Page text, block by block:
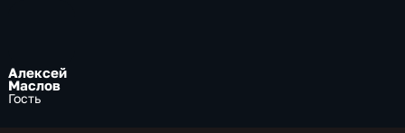
Алексей
Маслов
Гость